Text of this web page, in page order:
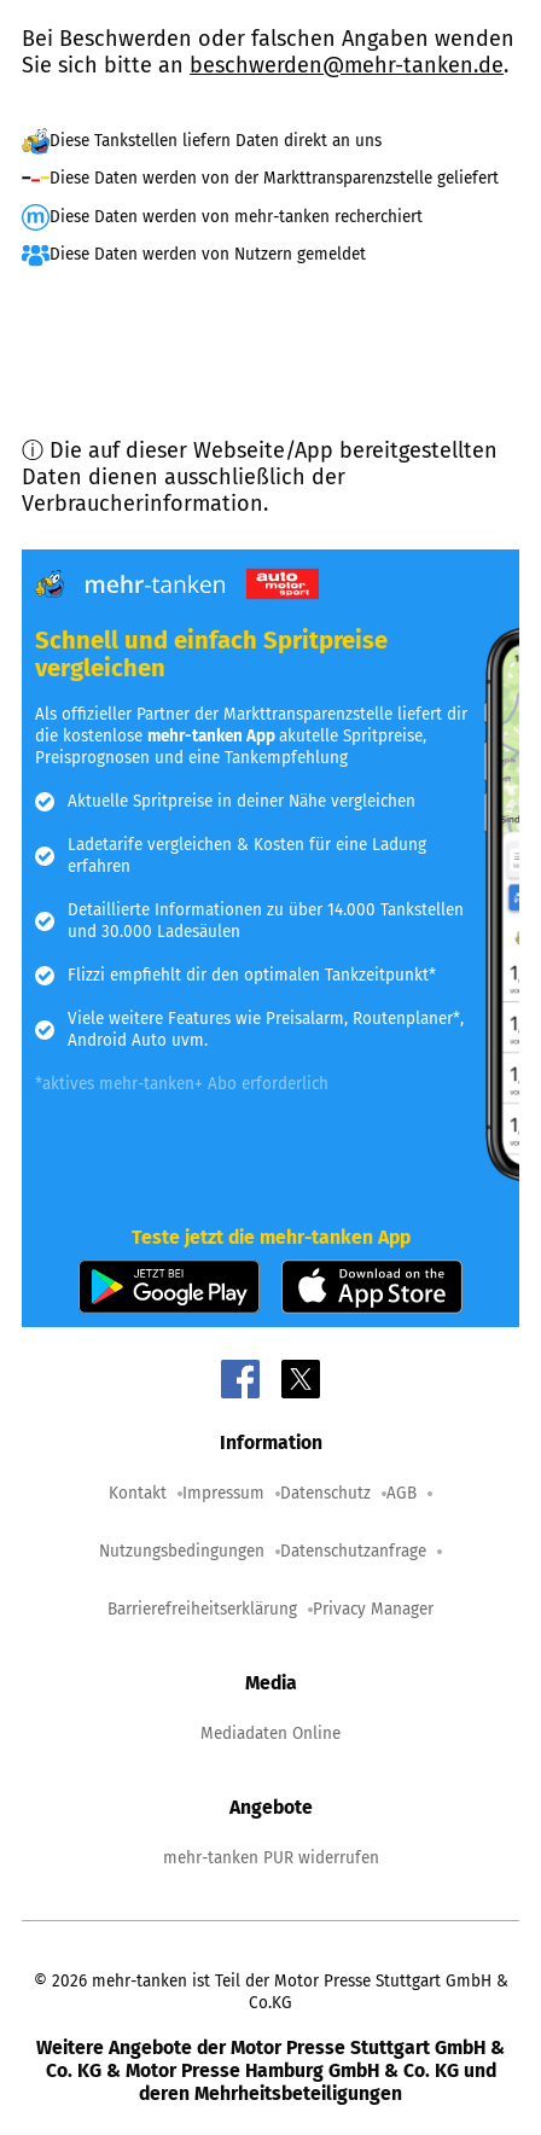
Bei Beschwerden oder falschen Angaben wenden
Sie sich bitte an beschwerden@mehr-tanken.de.
Diese Tankstellen liefern Daten direkt an uns
Diese Daten werden von der Markttransparenzstelle geliefert
Diese Daten werden von mehr-tanken recherchiert
Diese Daten werden von Nutzern gemeldet
ⓘ Die auf dieser Webseite/App bereitgestellten
Daten dienen ausschließlich der
Verbraucherinformation.
Schnell und einfach Spritpreise
vergleichen
Als offizieller Partner der Markttransparenzstelle liefert dir
die kostenlosemehr-tanken Appakutelle Spritpreise,
Preisprognosen und eine Tankempfehlung
Aktuelle Spritpreise in deiner Nähe vergleichen
Ladetarife vergleichen & Kosten für eine Ladung
erfahren
Detaillierte Informationen zu über 14.000 Tankstellen
und 30.000 Ladesäulen
Flizzi empfiehlt dir den optimalen Tankzeitpunkt*
Viele weitere Features wie Preisalarm, Routenplaner*,
Android Auto uvm.
*aktives mehr-tanken+ Abo erforderlich
Teste jetzt die mehr-tanken App
Information
Kontakt Impressum Datenschutz AGB
Nutzungsbedingungen Datenschutzanfrage
Barrierefreiheitserklärung Privacy Manager
Media
Mediadaten Online
Angebote
mehr-tanken PUR widerrufen
© 2026 mehr-tanken ist Teil der Motor Presse Stuttgart GmbH &
Co.KG
Weitere Angebote der Motor Presse Stuttgart GmbH &
Co. KG & Motor Presse Hamburg GmbH & Co. KG und
deren Mehrheitsbeteiligungen